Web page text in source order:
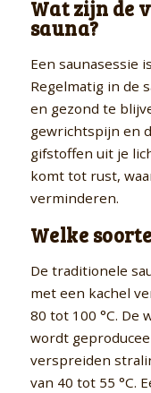
Wat zijn de
sauna?
Een saunasessie
Regelmatig in de
en gezond te
gewrichtspijn en
gifstoffen uit je
komt tot rust,
verminderen.
Welke
De traditionele
met een kachel
80 tot 100 °C. De
wordt
verspreiden
van 40 tot 55 °C.